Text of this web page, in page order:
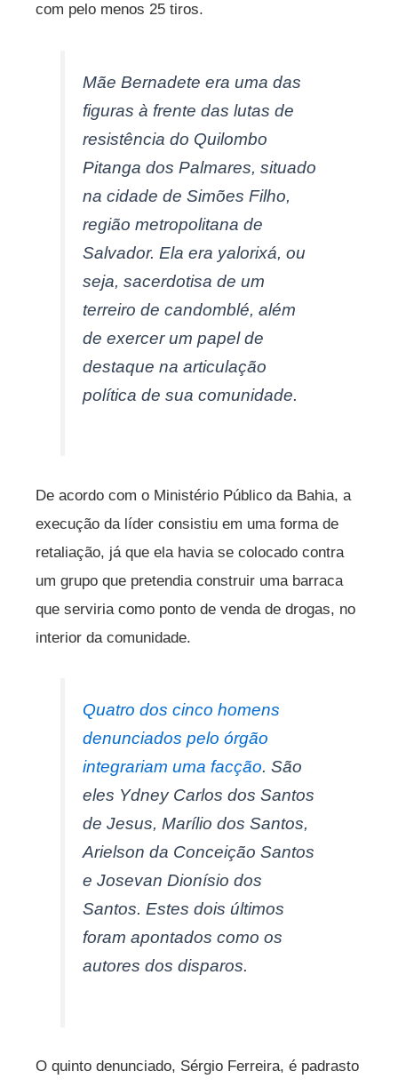
com pelo menos 25 tiros.
Mãe Bernadete era uma das
figuras à frente das lutas de
resistência do Quilombo
Pitanga dos Palmares, situado
na cidade de Simões Filho,
região metropolitana de
Salvador. Ela era yalorixá, ou
seja, sacerdotisa de um
terreiro de candomblé, além
de exercer um papel de
destaque na articulação
política de sua comunidade.
De acordo com o Ministério Público da Bahia, a
execução da líder consistiu em uma forma de
retaliação, já que ela havia se colocado contra
um grupo que pretendia construir uma barraca
que serviria como ponto de venda de drogas, no
interior da comunidade.
Quatro dos cinco homens
denunciados pelo órgão
integrariam uma facção. São
eles Ydney Carlos dos Santos
de Jesus, Marílio dos Santos,
Arielson da Conceição Santos
e Josevan Dionísio dos
Santos. Estes dois últimos
foram apontados como os
autores dos disparos.
O quinto denunciado, Sérgio Ferreira, é padrasto